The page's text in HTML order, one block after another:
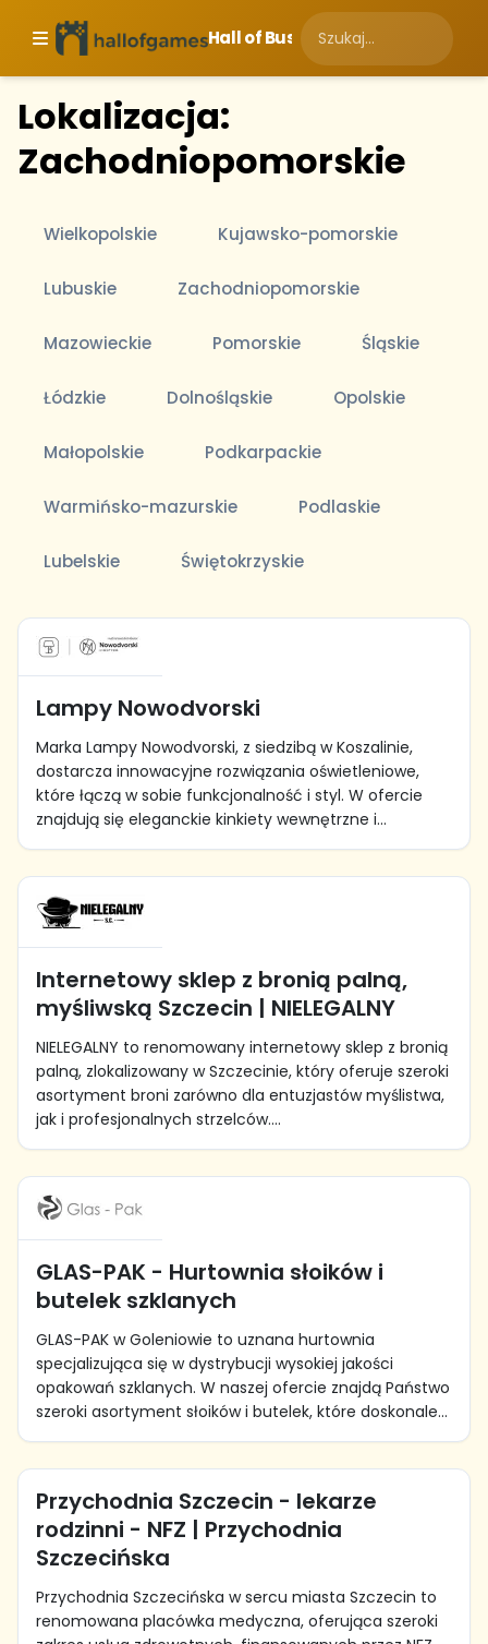
Hall of Business
Lokalizacja:
Zachodniopomorskie
Wielkopolskie Kujawsko-pomorskie
Lubuskie Zachodniopomorskie
Mazowieckie Pomorskie Śląskie
Łódzkie Dolnośląskie Opolskie
Małopolskie Podkarpackie
Warmińsko-mazurskie Podlaskie
Lubelskie Świętokrzyskie
Lampy Nowodvorski
Marka Lampy Nowodvorski, z siedzibą w Koszalinie,
dostarcza innowacyjne rozwiązania oświetleniowe,
które łączą w sobie funkcjonalność i styl. W ofercie
znajdują się eleganckie kinkiety wewnętrzne i...
Internetowy sklep z bronią palną,
myśliwską Szczecin | NIELEGALNY
NIELEGALNY to renomowany internetowy sklep z bronią
palną, zlokalizowany w Szczecinie, który oferuje szeroki
asortyment broni zarówno dla entuzjastów myślistwa,
jak i profesjonalnych strzelców....
GLAS-PAK - Hurtownia słoików i
butelek szklanych
GLAS-PAK w Goleniowie to uznana hurtownia
specjalizująca się w dystrybucji wysokiej jakości
opakowań szklanych. W naszej ofercie znajdą Państwo
szeroki asortyment słoików i butelek, które doskonale...
Przychodnia Szczecin - lekarze
rodzinni - NFZ | Przychodnia
Szczecińska
Przychodnia Szczecińska w sercu miasta Szczecin to
renomowana placówka medyczna, oferująca szeroki